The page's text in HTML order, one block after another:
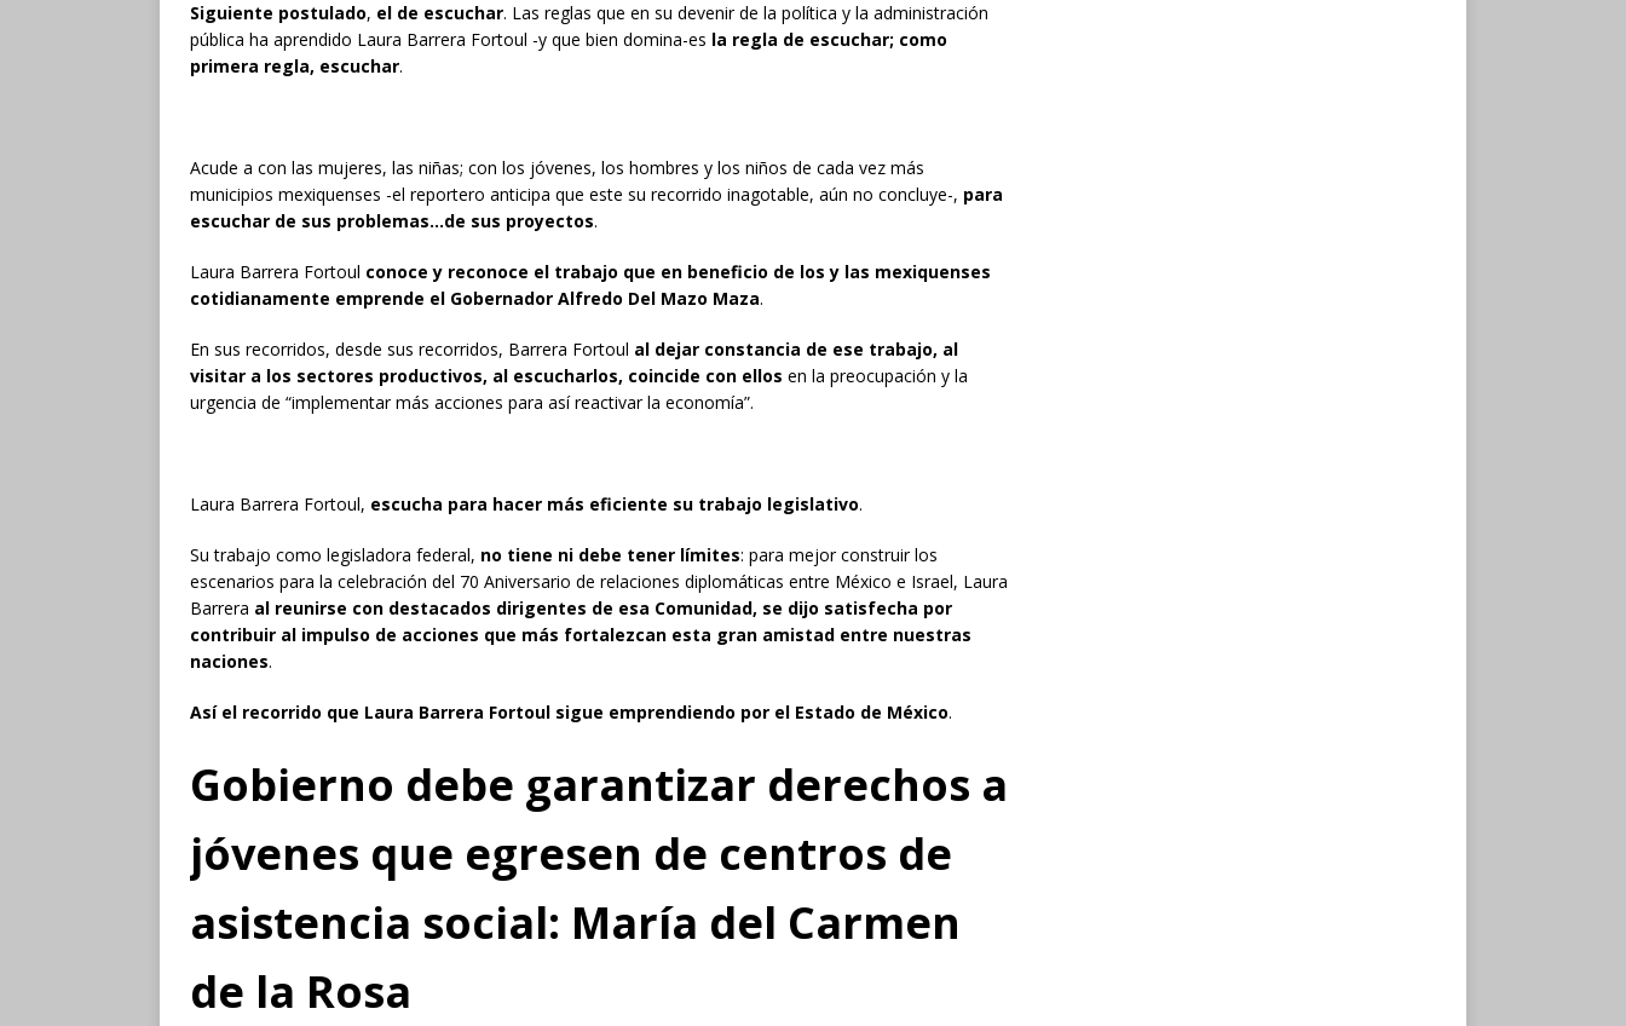
Siguiente postulado, el de escuchar. Las reglas que en su devenir de la política y la administración
pública ha aprendido Laura Barrera Fortoul -y que bien domina-es la regla de escuchar; como
primera regla, escuchar.
Acude a con las mujeres, las niñas; con los jóvenes, los hombres y los niños de cada vez más
municipios mexiquenses -el reportero anticipa que este su recorrido inagotable, aún no concluye-, para
escuchar de sus problemas…de sus proyectos.
Laura Barrera Fortoul conoce y reconoce el trabajo que en beneficio de los y las mexiquenses
cotidianamente emprende el Gobernador Alfredo Del Mazo Maza.
En sus recorridos, desde sus recorridos, Barrera Fortoul al dejar constancia de ese trabajo, al
visitar a los sectores productivos, al escucharlos, coincide con ellos en la preocupación y la
urgencia de “implementar más acciones para así reactivar la economía”.
Laura Barrera Fortoul, escucha para hacer más eficiente su trabajo legislativo.
Su trabajo como legisladora federal, no tiene ni debe tener límites: para mejor construir los
escenarios para la celebración del 70 Aniversario de relaciones diplomáticas entre México e Israel, Laura
Barrera al reunirse con destacados dirigentes de esa Comunidad, se dijo satisfecha por
contribuir al impulso de acciones que más fortalezcan esta gran amistad entre nuestras
naciones.
Así el recorrido que Laura Barrera Fortoul sigue emprendiendo por el Estado de México.
Gobierno debe garantizar derechos a
jóvenes que egresen de centros de
asistencia social: María del Carmen
de la Rosa